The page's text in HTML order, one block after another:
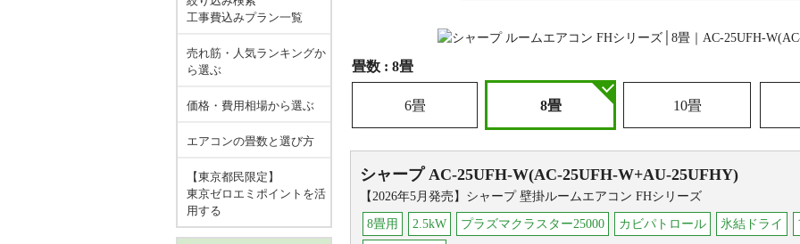
畳数 : 8畳
6畳 8畳 10畳
シャープ AC-25UFH-W(AC-25UFH-W+AU-25UFHY)
【2026年5月発売】シャープ 壁掛ルームエアコン FHシリーズ
8畳用 2.5kW プラズマクラスター25000 カビパトロール 氷結ドライ
工事費込みプラン一覧
売れ筋・人気ランキングか
ら選ぶ
価格・費用相場から選ぶ
エアコンの畳数と選び方
【東京都民限定】
東京ゼロエミポイントを活
用する